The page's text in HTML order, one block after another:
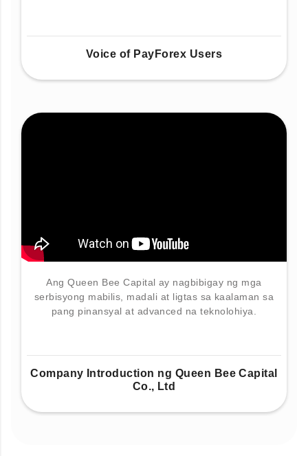
Voice of PayForex Users
Ang Queen Bee Capital ay nagbibigay ng mga
serbisyong mabilis, madali at ligtas sa kaalaman sa
pang pinansyal at advanced na teknolohiya.
Company Introduction ng Queen Bee Capital
Co., Ltd